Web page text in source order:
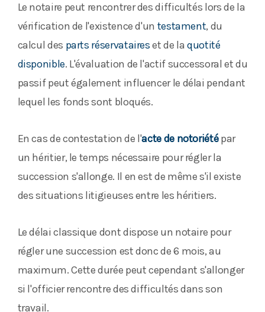
Le notaire peut rencontrer des difficultés lors de la
vérification de l'existence d'un testament, du
calcul des parts réservataireset de laquotité
disponible. L'évaluation de l'actif successoral et du
passif peut également influencer le délai pendant
lequel les fonds sont bloqués.
En cas de contestation de l'acte de notoriétépar
un héritier, le temps nécessaire pour régler la
succession s'allonge. Il en est de même s'il existe
des situations litigieuses entre les héritiers.
Le délai classique dont dispose un notaire pour
régler une succession est donc de 6 mois, au
maximum. Cette durée peut cependant s'allonger
si l'officier rencontre des difficultés dans son
travail.